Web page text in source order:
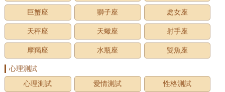
巨蟹座 獅子座 處女座
天秤座 天蠍座 射手座
摩羯座 水瓶座 雙魚座
心理測試
心理測試
愛情測試 性格測試